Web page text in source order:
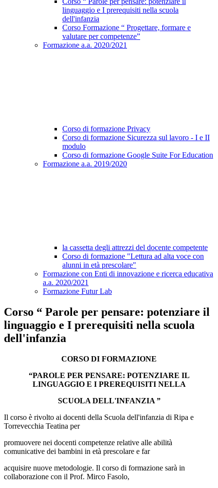
linguaggio e I prerequisiti nella scuola
dell'infanzia
Corso Formazione “ Progettare, formare e
valutare per competenze”
Formazione a.a. 2020/2021
Corso di formazione Privacy
Corso di formazione Sicurezza sul lavoro - I e II
modulo
Corso di formazione Google Suite For Education
Formazione a.a. 2019/2020
la cassetta degli attrezzi del docente competente
Corso di formazione "Lettura ad alta voce con
alunni in età prescolare"
Formazione con Enti di innovazione e ricerca educativa
a.a. 2020/2021
Formazione Futur Lab
Corso “ Parole per pensare: potenziare il
linguaggio e I prerequisiti nella scuola
dell'infanzia
CORSO DI FORMAZIONE
“PAROLE PER PENSARE: POTENZIARE IL
LINGUAGGIO E I PREREQUISITI NELLA
SCUOLA DELL'INFANZIA ”
Il corso è rivolto ai docenti della Scuola dell'infanzia di Ripa e
Torrevecchia Teatina per
promuovere nei docenti competenze relative alle abilità
comunicative dei bambini in età prescolare e far
acquisire nuove metodologie. Il corso di formazione sarà in
collaborazione con il Prof. Mirco Fasolo,